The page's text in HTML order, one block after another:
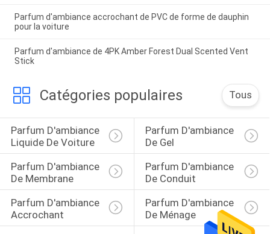
Parfum d'ambiance accrochant de PVC de forme de dauphin
pour la voiture
Parfum d'ambiance de 4PK Amber Forest Dual Scented Vent
Stick
Catégories populaires Tous
Parfum D'ambiance
Liquide De Voiture
Parfum D'ambiance
De Gel
Parfum D'ambiance
De Membrane
Parfum D'ambiance
De Conduit
Parfum D'ambiance
Accrochant
Parfum D'ambiance
De Ménage